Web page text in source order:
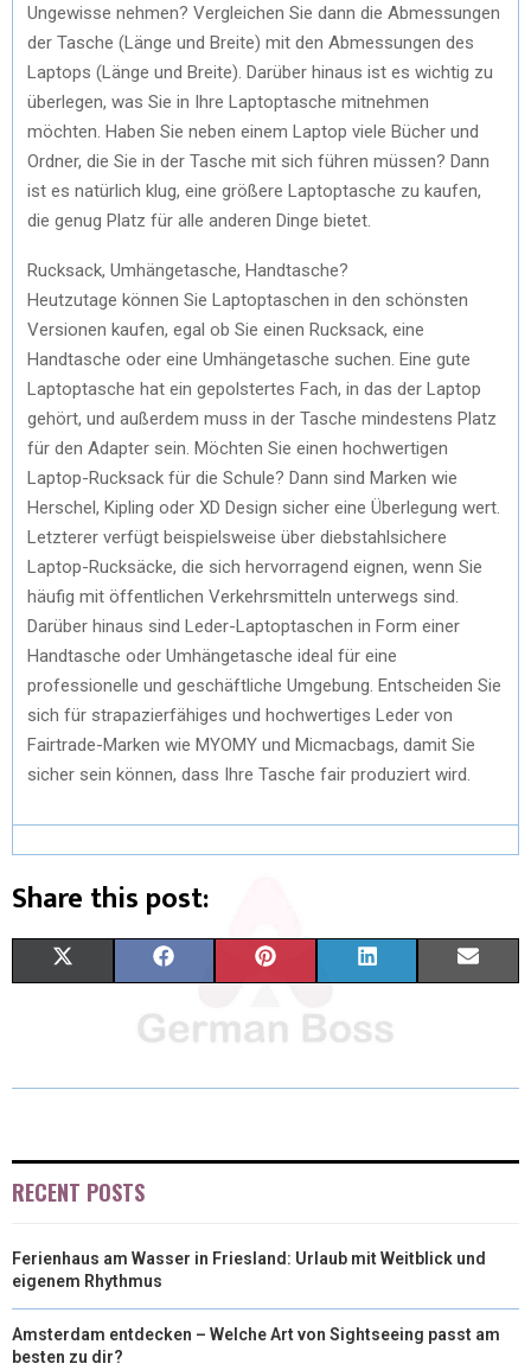
Ungewisse nehmen? Vergleichen Sie dann die Abmessungen
der Tasche (Länge und Breite) mit den Abmessungen des
Laptops (Länge und Breite). Darüber hinaus ist es wichtig zu
überlegen, was Sie in Ihre Laptoptasche mitnehmen
möchten. Haben Sie neben einem Laptop viele Bücher und
Ordner, die Sie in der Tasche mit sich führen müssen? Dann
ist es natürlich klug, eine größere Laptoptasche zu kaufen,
die genug Platz für alle anderen Dinge bietet.
Rucksack, Umhängetasche, Handtasche?
Heutzutage können Sie Laptoptaschen in den schönsten
Versionen kaufen, egal ob Sie einen Rucksack, eine
Handtasche oder eine Umhängetasche suchen. Eine gute
Laptoptasche hat ein gepolstertes Fach, in das der Laptop
gehört, und außerdem muss in der Tasche mindestens Platz
für den Adapter sein. Möchten Sie einen hochwertigen
Laptop-Rucksack für die Schule? Dann sind Marken wie
Herschel, Kipling oder XD Design sicher eine Überlegung wert.
Letzterer verfügt beispielsweise über diebstahlsichere
Laptop-Rucksäcke, die sich hervorragend eignen, wenn Sie
häufig mit öffentlichen Verkehrsmitteln unterwegs sind.
Darüber hinaus sind Leder-Laptoptaschen in Form einer
Handtasche oder Umhängetasche ideal für eine
professionelle und geschäftliche Umgebung. Entscheiden Sie
sich für strapazierfähiges und hochwertiges Leder von
Fairtrade-Marken wie MYOMY und Micmacbags, damit Sie
sicher sein können, dass Ihre Tasche fair produziert wird.
Share this post:
W
E
)
C
E
K
N
T
S
N
K
N
I
RECENT POSTS
Ferienhaus am Wasser in Friesland: Urlaub mit Weitblick und
eigenem Rhythmus
Amsterdam entdecken – Welche Art von Sightseeing passt am
besten zu dir?